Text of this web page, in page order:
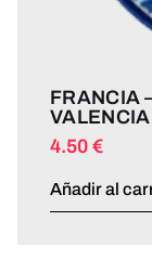
FRANCIA
VALENCIA
4.50 €
Añadir al